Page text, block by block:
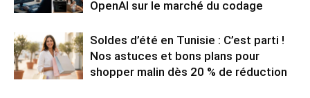
OpenAI sur le marché du codage
Soldes d’été en Tunisie : C’est parti !
Nos astuces et bons plans pour
shopper malin dès 20 % de réduction